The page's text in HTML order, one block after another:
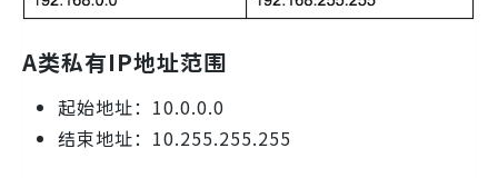
A类私有IP地址范围
起始地址：10.0.0.0
结束地址：10.255.255.255